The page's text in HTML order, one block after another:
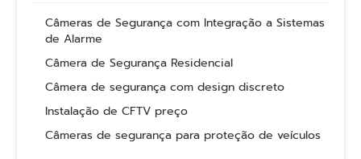
Câmeras de Segurança com Integração a Sistemas
de Alarme
Câmera de Segurança Residencial
Câmera de segurança com design discreto
Instalação de CFTV preço
Câmeras de segurança para proteção de veículos